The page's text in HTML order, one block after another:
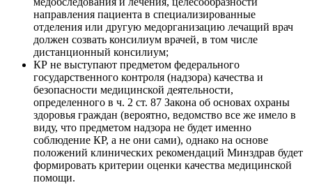
направления пациента в специализированные
отделения или другую медорганизацию лечащий врач
должен созвать консилиум врачей, в том числе
дистанционный консилиум;
КР не выступают предметом федерального
государственного контроля (надзора) качества и
безопасности медицинской деятельности,
определенного в ч. 2 ст. 87 Закона об основах охраны
здоровья граждан (вероятно, ведомство все же имело в
виду, что предметом надзора не будет именно
соблюдение КР, а не они сами), однако на основе
положений клинических рекомендаций Минздрав будет
формировать критерии оценки качества медицинской
помощи.